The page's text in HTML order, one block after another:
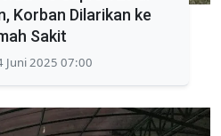
Korban Dilarikan ke
Sakit
Juni 2025 07:00